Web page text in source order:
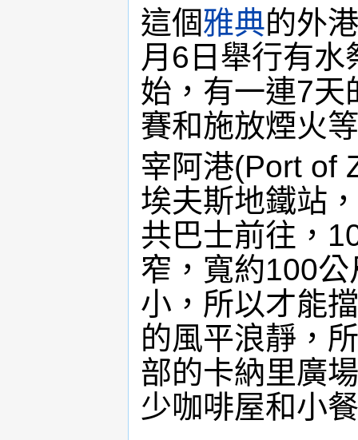
這個雅典的外
月6日舉行有
始，有一連7天
賽和施放煙火
宰阿港(Port of
埃夫斯地鐵站
共巴士前往，
窄，寬約100
小，所以才能
的風平浪靜，
部的卡納里廣
少咖啡屋和小